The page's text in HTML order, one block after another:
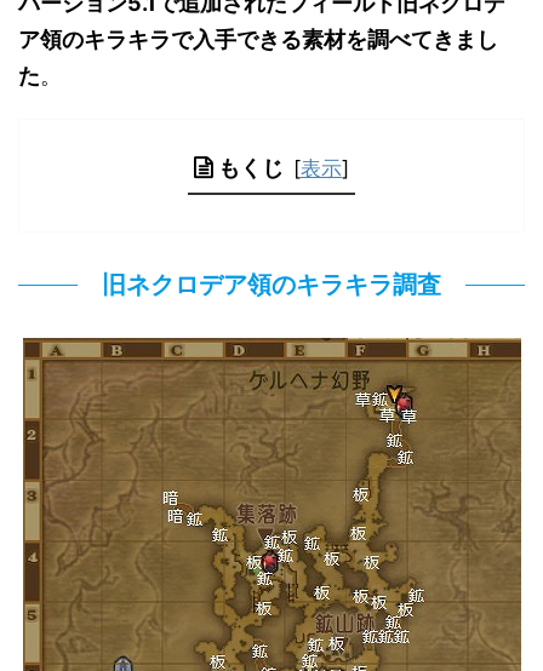
ア領のキラキラで入手できる素材を調べてきまし
た。
もくじ [表示]
旧ネクロデア領のキラキラ調査